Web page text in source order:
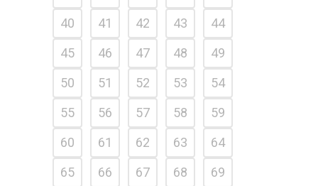
40
41 42 43
44
45
46 47 48
49
50
51 52 53
54
55
56 57 58
59
60
61 62 63
64
65
66 67 68
69